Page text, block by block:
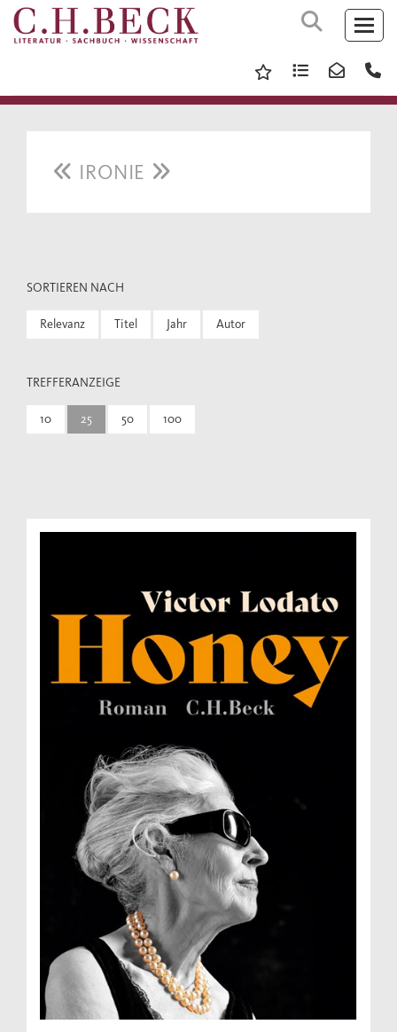
IRONIE
SORTIEREN NACH
Relevanz Titel Jahr Autor
TREFFERANZEIGE
10 25 50 100